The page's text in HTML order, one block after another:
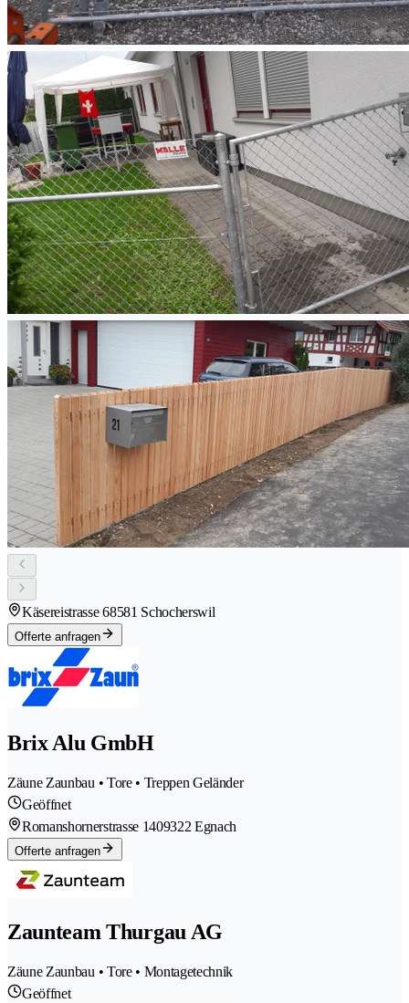
Käsereistrasse 68581 Schocherswil
Offerte anfragen
Brix Alu GmbH
Zäune Zaunbau • Tore • Treppen Geländer
Geöffnet
Romanshornerstrasse 1409322 Egnach
Offerte anfragen
Zaunteam Thurgau AG
Zäune Zaunbau • Tore • Montagetechnik
Geöffnet